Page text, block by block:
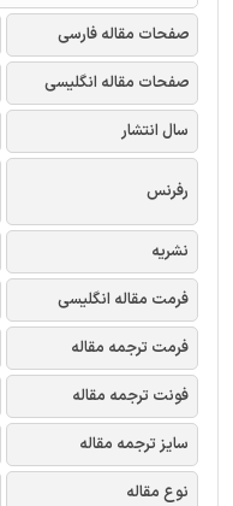
صفحات مقاله فارسی
صفحات مقاله انگلیسی
سال انتشار
رفرنس
نشریه
فرمت مقاله انگلیسی
فرمت ترجمه مقاله
فونت ترجمه مقاله
سایز ترجمه مقاله
نوع مقاله